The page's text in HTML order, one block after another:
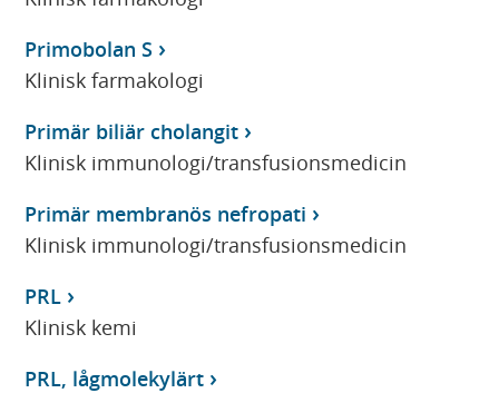
Primobolan S
Klinisk farmakologi
Primär biliär cholangit
Klinisk immunologi/transfusionsmedicin
Primär membranös nefropati
Klinisk immunologi/transfusionsmedicin
PRL
Klinisk kemi
PRL, lågmolekylärt